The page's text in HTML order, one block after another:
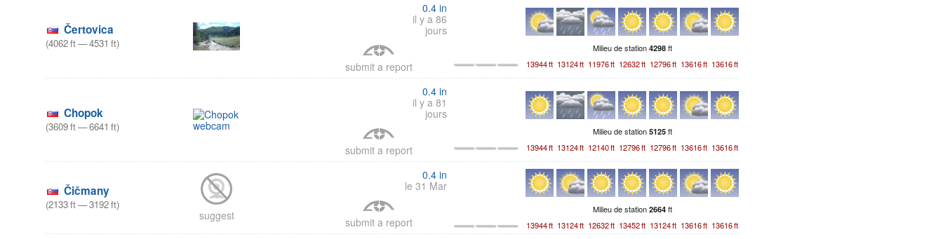
Čertovica
(4062ft—4531 ft)
0.4 in
il y a 86
jours
submit a report
Milieu de station 4298 ft
13944ft 13124ft 11976ft 12632ft 12796ft 13616ft 13616ft
Chopok
(3609ft—6641 ft)
0.4 in
il y a 81
jours
submit a report
Milieu de station 5125 ft
13944ft 13124ft 12140ft 12796ft 12796ft 13616ft 13616ft
Čičmany
(2133ft—3192ft)
suggest
0.4 in
le 31 Mar
submit a report
Milieu de station 2664 ft
13944ft 13124ft 12632ft 13452ft 13124ft 13616ft 13616ft